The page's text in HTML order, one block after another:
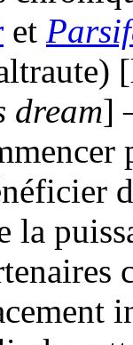
et
dream]
la